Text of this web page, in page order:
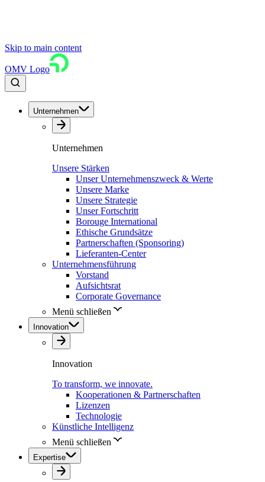
Skip to main content
OMV Logo
Unternehmen
Unternehmen
Unsere Stärken
Unser Unternehmenszweck & Werte
Unsere Marke
Unsere Strategie
Unser Fortschritt
Borouge International
Ethische Grundsätze
Partnerschaften (Sponsoring)
Lieferanten-Center
Unternehmensführung
Vorstand
Aufsichtsrat
Corporate Governance
Menü schließen
Innovation
Innovation
To transform, we innovate.
Kooperationen & Partnerschaften
Lizenzen
Technologie
Künstliche Intelligenz
Menü schließen
Expertise